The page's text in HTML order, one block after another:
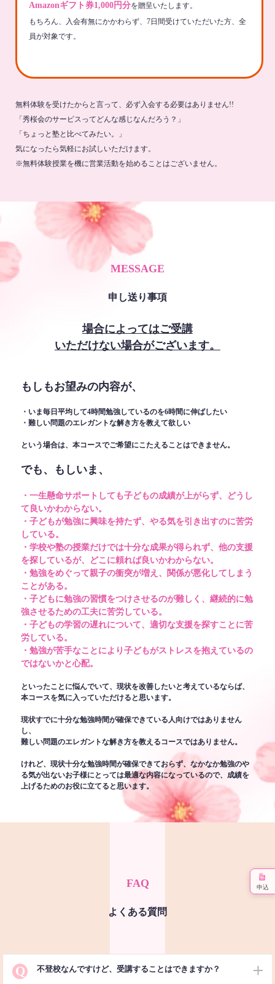
Amazonギフト券1,000円分を贈呈いたします。
もちろん、入会有無にかかわらず、7日間受けていただいた方、全
員が対象です。
無料体験を受けたからと言って、必ず入会する必要はありません!!
「秀桜会のサービスってどんな感じなんだろう？」
「ちょっと塾と比べてみたい。」
気になったら気軽にお試しいただけます。
※無料体験授業を機に営業活動を始めることはございません。
MESSAGE
申し送り事項
場合によってはご受講
いただけない場合がございます。
もしもお望みの内容が、
・いま毎日平均して4時間勉強しているのを6時間に伸ばしたい
・難しい問題のエレガントな解き方を教えて欲しい
という場合は、本コースでご希望にこたえることはできません。
でも、もしいま、
・一生懸命サポートしても子どもの成績が上がらず、どうし
て良いかわからない。
・子どもが勉強に興味を持たず、やる気を引き出すのに苦労
している。
・学校や塾の授業だけでは十分な成果が得られず、他の支援
を探しているが、どこに頼れば良いかわからない。
・勉強をめぐって親子の衝突が増え、関係が悪化してしまう
ことがある。
・子どもに勉強の習慣をつけさせるのが難しく、継続的に勉
強させるための工夫に苦労している。
・子どもの学習の遅れについて、適切な支援を探すことに苦
労している。
・勉強が苦手なことにより子どもがストレスを抱えているの
ではないかと心配。
といったことに悩んでいて、現状を改善したいと考えているならば、
本コースを気に入っていただけると思います。
現状すでに十分な勉強時間が確保できている人向けではありません
し、
難しい問題のエレガントな解き方を教えるコースではありません。
けれど、現状十分な勉強時間が確保できておらず、なかなか勉強のや
る気が出ないお子様にとっては最適な内容になっているので、成績を
上げるためのお役に立てると思います。
FAQ
よくある質問
Q 不登校なんですけど、受講することはできますか？
申込